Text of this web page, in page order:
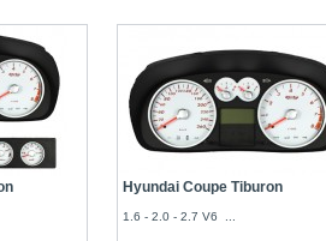
Hyundai Coupe Tiburon
1.6 - 2.0 - 2.7 V6 ...